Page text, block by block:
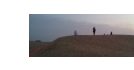
springen